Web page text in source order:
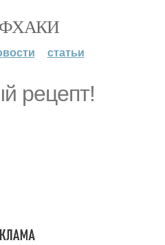
статьи
рeцепт!